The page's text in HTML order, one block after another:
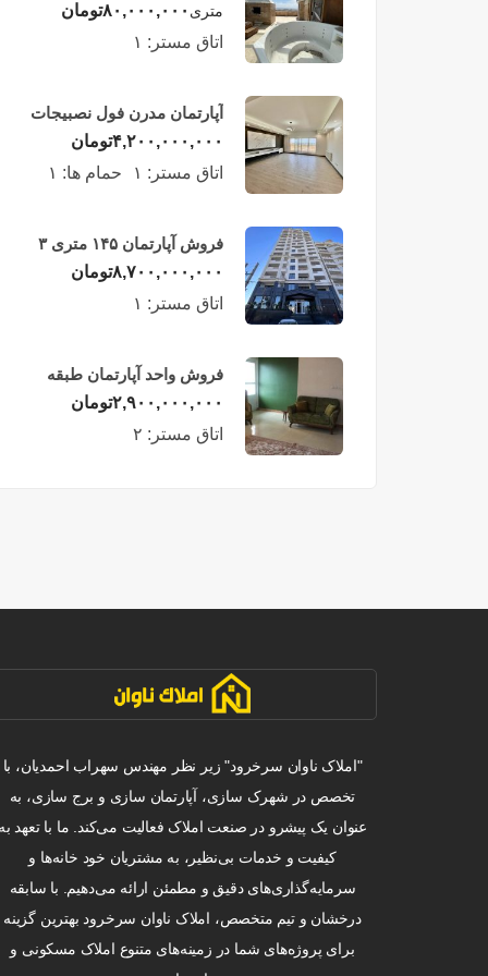
لوکس در طبقه چهاردهم
فریدونکنار
متری ۸۰,۰۰۰,۰۰۰تومان
اتاق مستر: ۱
آپارتمان مدرن فول نصبیجات
ساحلی/فریدونکنار
۴,۲۰۰,۰۰۰,۰۰۰تومان
اتاق مستر: ۱ حمام ها: ۱
فروش آپارتمان ۱۴۵ متری ۳
خوابه در فریدونکنار
۸,۷۰۰,۰۰۰,۰۰۰تومان
اتاق مستر: ۱
فروش واحد آپارتمان طبقه
چهارم در فریدونکنار
۲,۹۰۰,۰۰۰,۰۰۰تومان
اتاق مستر: ۲
"املاک ناوان سرخرود" زیر نظر مهندس سهراب احمدیان، با
تخصص در شهرک سازی، آپارتمان سازی و برج سازی، به
عنوان یک پیشرو در صنعت املاک فعالیت می‌کند. ما با تعهد به
کیفیت و خدمات بی‌نظیر، به مشتریان خود خانه‌ها و
سرمایه‌گذاری‌های دقیق و مطمئن ارائه می‌دهیم. با سابقه
درخشان و تیم متخصص، املاک ناوان سرخرود بهترین گزینه
برای پروژه‌های شما در زمینه‌های متنوع املاک مسکونی و